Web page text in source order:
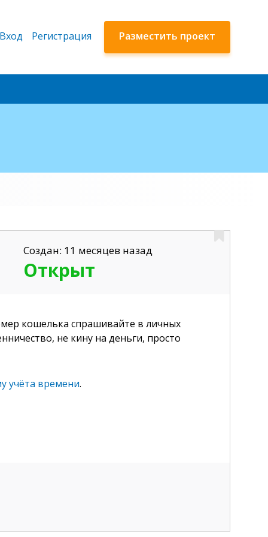
Создан: 11 месяцев назад
Открыт
кошелька спрашивайте в личных
не кину на деньги, просто
учёта времени.
Вход Регистрация Разместить проект